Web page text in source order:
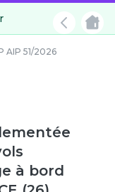
AIP 51/2026
à bord